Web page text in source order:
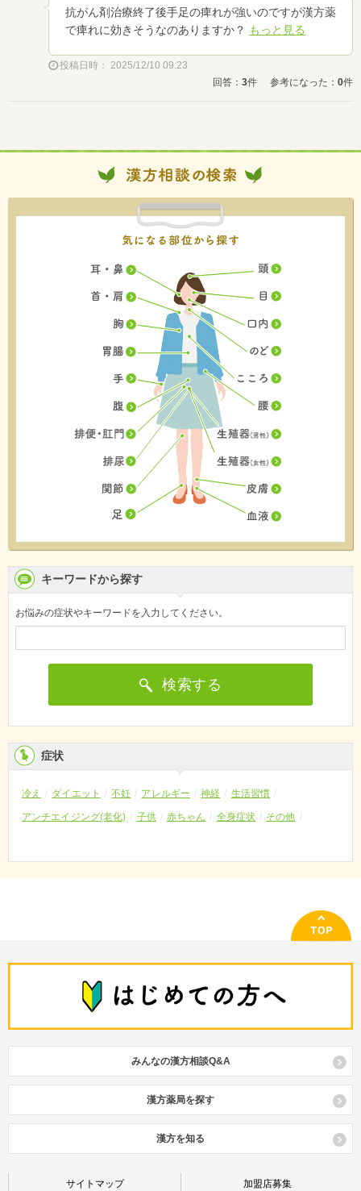
抗がん剤治療終了後手足の痺れが強いのですが漢方薬
で痺れに効きそうなのありますか？ もっと見る
投稿日時： 2025/12/10 09:23
回答： 3件 参考になった： 0件
キーワードから探す
お悩みの症状やキーワードを入力してください。
検索する
症状
冷え ダイエット 不妊 アレルギー 神経 生活習慣
アンチエイジング(老化) 子供 赤ちゃん 全身症状 その他
みんなの漢方相談Q&A
漢方薬局を探す
漢方を知る
サイトマップ 加盟店募集